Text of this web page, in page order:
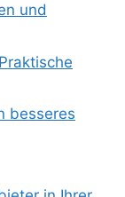
und
besseres